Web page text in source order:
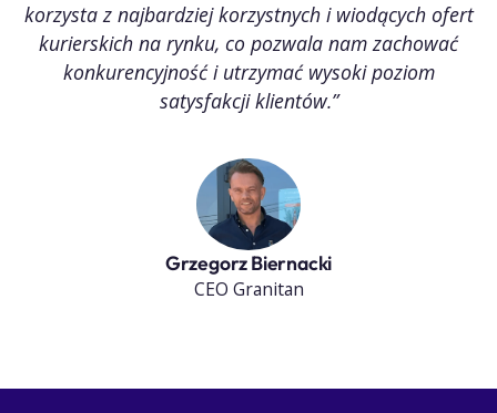
korzysta z najbardziej korzystnych i wiodących ofert
kurierskich na rynku, co pozwala nam zachować
konkurencyjność i utrzymać wysoki poziom
satysfakcji klientów.”
Grzegorz Biernacki
CEO Granitan